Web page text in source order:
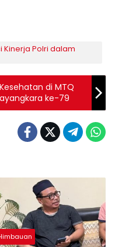
Kinerja Polri dalam
di MTQ
ke-79